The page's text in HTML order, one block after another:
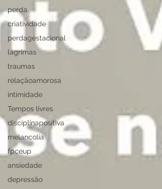
perda
criatividade
perdagestacional
lágrimas
traumas
relaçãoamorosa
intimidade
Tempos livres
disciplinapositiva
melancolia
fpceup
ansiedade
depressão